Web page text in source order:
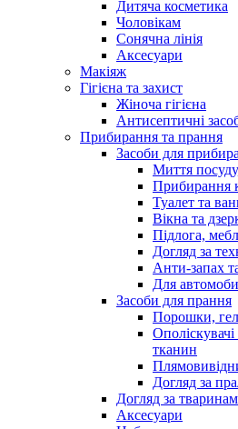
Дитяча косметика
Чоловікам
Сонячна лінія
Аксесуари
Макіяж
Гігієна та захист
Жіноча гігієна
Антисептичні
Прибирання та прання
Засоби для
Миття
Прибирання
Туалет та
Вікна та
Підлога,
Догляд за
Анти-запах
Для
Засоби для прання
Порошки,
тканин
Догляд за
Догляд за
Аксесуари